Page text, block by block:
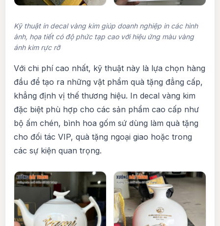
Kỹ thuật in decal vàng kim giúp doanh nghiệp in các hình
ảnh, họa tiết có độ phức tạp cao với hiệu ứng màu vàng
ánh kim rực rỡ
Với chi phí cao nhất, kỹ thuật này là lựa chọn hàng
đầu để tạo ra những vật phẩm quà tặng đẳng cấp,
khẳng định vị thế thương hiệu. In decal vàng kim
đặc biệt phù hợp cho các sản phẩm cao cấp như
bộ ấm chén, bình hoa gốm sứ dùng làm quà tặng
cho đối tác VIP, quà tặng ngoại giao hoặc trong
các sự kiện quan trọng.